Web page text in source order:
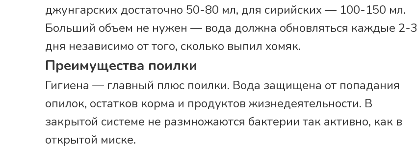
джунгарских достаточно 50-80 мл, для сирийских — 100-150 мл.
Больший объем не нужен — вода должна обновляться каждые 2-3
дня независимо от того, сколько выпил хомяк.
Преимущества поилки
Гигиена — главный плюс поилки. Вода защищена от попадания
опилок, остатков корма и продуктов жизнедеятельности. В
закрытой системе не размножаются бактерии так активно, как в
открытой миске.